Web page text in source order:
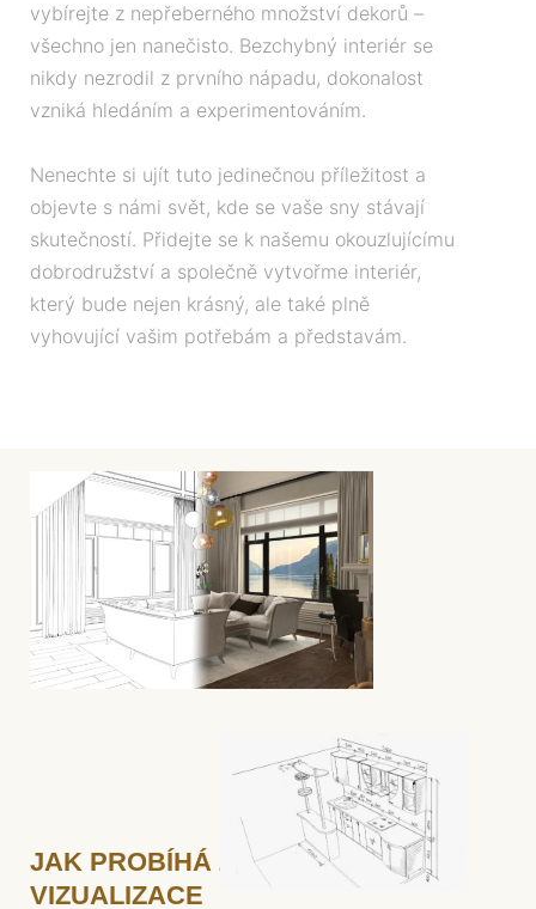
vybírejte z nepřeberného množství dekorů –
všechno jen nanečisto. Bezchybný interiér se
nikdy nezrodil z prvního nápadu, dokonalost
vzniká hledáním a experimentováním.
Nenechte si ujít tuto jedinečnou příležitost a
objevte s námi svět, kde se vaše sny stávají
skutečností. Přidejte se k našemu okouzlujícímu
dobrodružství a společně vytvořme interiér,
který bude nejen krásný, ale také plně
vyhovující vašim potřebám a představám.
JAK PROBÍHÁ ZHOTOVENÍ 3D
VIZUALIZACE